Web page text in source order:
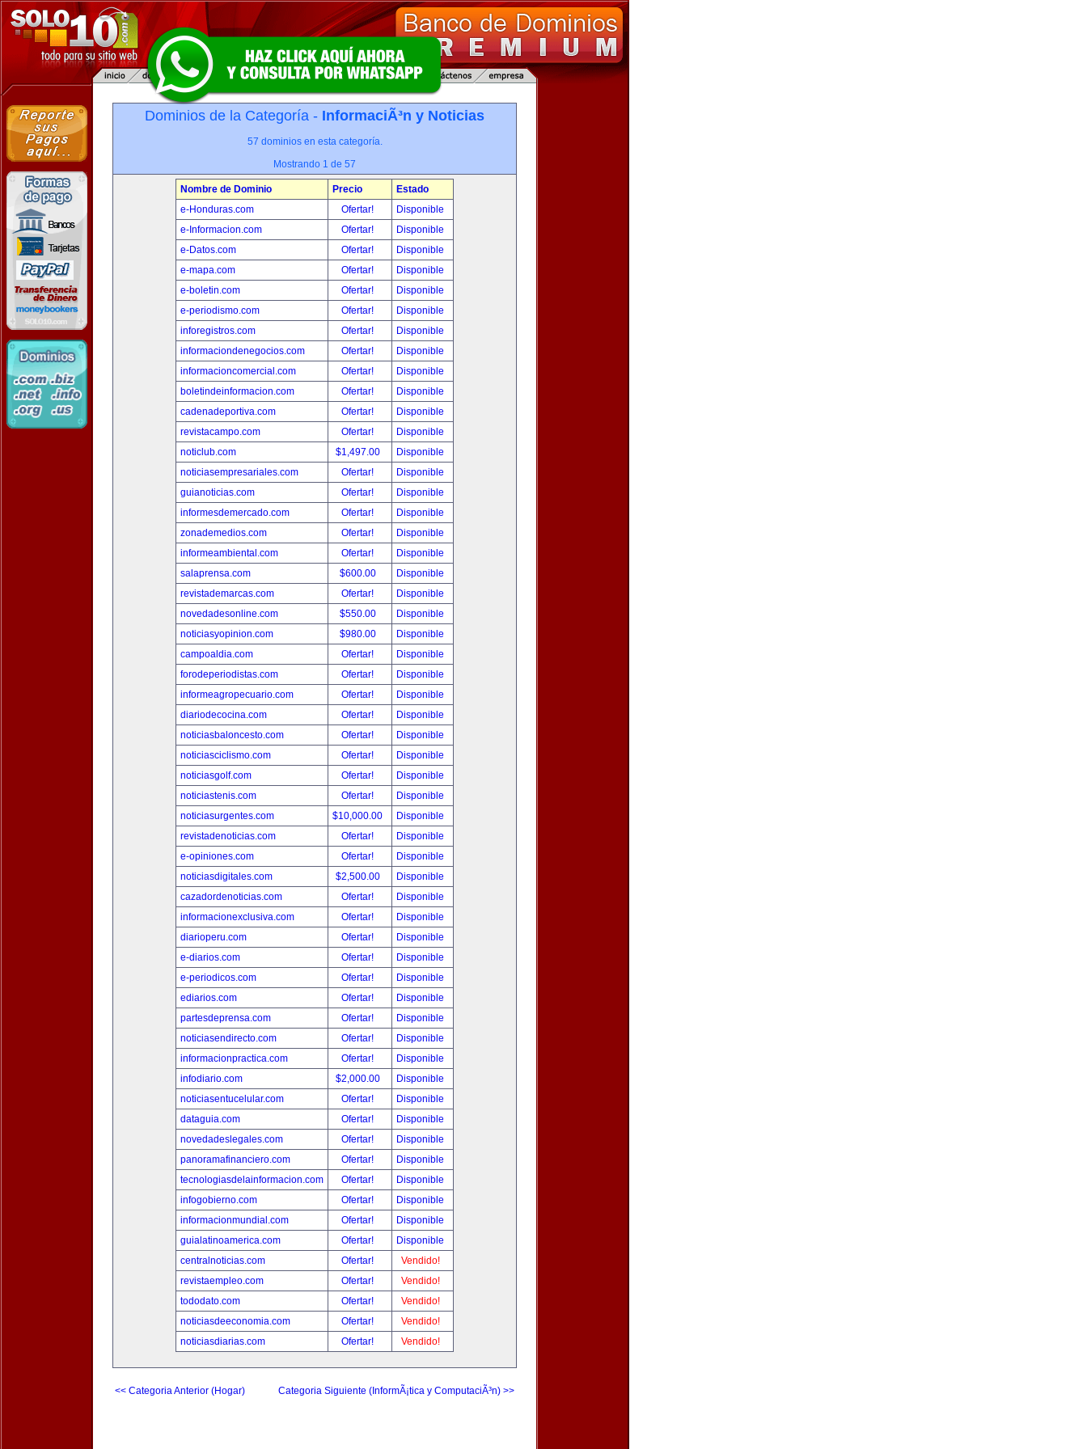
Dominios de la Categoría - InformaciÃ³n y Noticias
57 dominios en esta categoría.
Mostrando 1 de 57
Nombre de Dominio Precio
Estado
e-Honduras.com
Ofertar!
Disponible
e-Informacion.com
Ofertar!
Disponible
e-Datos.com
Ofertar!
Disponible
e-mapa.com
Ofertar!
Disponible
e-boletin.com
Ofertar!
Disponible
e-periodismo.com
Ofertar!
Disponible
inforegistros.com
Ofertar!
Disponible
informaciondenegocios.com
Ofertar!
Disponible
informacioncomercial.com
Ofertar!
Disponible
boletindeinformacion.com
Ofertar!
Disponible
cadenadeportiva.com
Ofertar!
Disponible
revistacampo.com
Ofertar!
Disponible
noticlub.com
$1,497.00
Disponible
noticiasempresariales.com
Ofertar!
Disponible
guianoticias.com
Ofertar!
Disponible
informesdemercado.com
Ofertar!
Disponible
zonademedios.com
Ofertar!
Disponible
informeambiental.com
Ofertar!
Disponible
salaprensa.com
$600.00
Disponible
revistademarcas.com
Ofertar!
Disponible
novedadesonline.com
$550.00
Disponible
noticiasyopinion.com
$980.00
Disponible
campoaldia.com
Ofertar!
Disponible
forodeperiodistas.com
Ofertar!
Disponible
informeagropecuario.com
Ofertar!
Disponible
diariodecocina.com
Ofertar!
Disponible
noticiasbaloncesto.com
Ofertar!
Disponible
noticiasciclismo.com
Ofertar!
Disponible
noticiasgolf.com
Ofertar!
Disponible
noticiastenis.com
Ofertar!
Disponible
noticiasurgentes.com
$10,000.00
Disponible
revistadenoticias.com
Ofertar!
Disponible
e-opiniones.com
Ofertar!
Disponible
noticiasdigitales.com
$2,500.00
Disponible
cazadordenoticias.com
Ofertar!
Disponible
informacionexclusiva.com
Ofertar!
Disponible
diarioperu.com
Ofertar!
Disponible
e-diarios.com
Ofertar!
Disponible
e-periodicos.com
Ofertar!
Disponible
ediarios.com
Ofertar!
Disponible
partesdeprensa.com
Ofertar!
Disponible
noticiasendirecto.com
Ofertar!
Disponible
informacionpractica.com
Ofertar!
Disponible
infodiario.com
$2,000.00
Disponible
noticiasentucelular.com
Ofertar!
Disponible
dataguia.com
Ofertar!
Disponible
novedadeslegales.com
Ofertar!
Disponible
panoramafinanciero.com
Ofertar!
Disponible
tecnologiasdelainformacion.com
Ofertar!
Disponible
infogobierno.com
Ofertar!
Disponible
informacionmundial.com
Ofertar!
Disponible
guialatinoamerica.com
Ofertar!
Disponible
centralnoticias.com
Ofertar!
Vendido!
revistaempleo.com
Ofertar!
Vendido!
tododato.com
Ofertar!
Vendido!
noticiasdeeconomia.com
Ofertar!
Vendido!
noticiasdiarias.com
Ofertar! Vendido!
<< Categoria Anterior (Hogar) Categoria Siguiente (InformÃ¡tica y ComputaciÃ³n) >>